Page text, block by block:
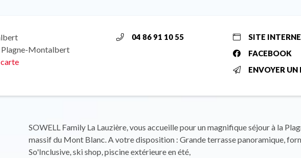
Plagne-Montalbert
04 86 91 10 55
SITE
FACEBOOK
ENVOYER UN
SOWELL Family La Lauzière, vous accueille pour un magnifique séjour à la
massif du Mont Blanc. A votre disposition : Grande terrasse panoramique,
So'Inclusive, ski shop, piscine extérieure en été,